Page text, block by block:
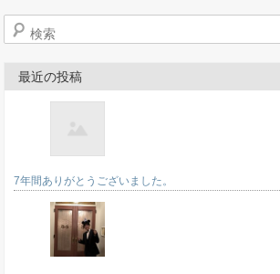
検索
最近の投稿
7年間ありがとうございました。